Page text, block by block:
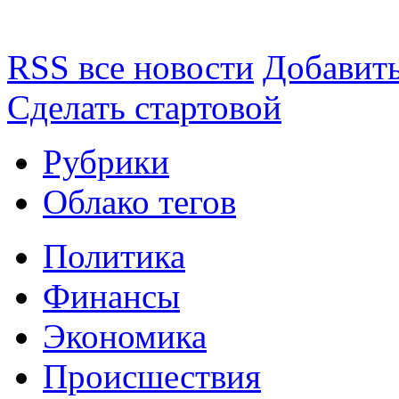
RSS все новости
Сделать стартовой
Рубрики
Облако тегов
Политика
Финансы
Экономика
Происшествия